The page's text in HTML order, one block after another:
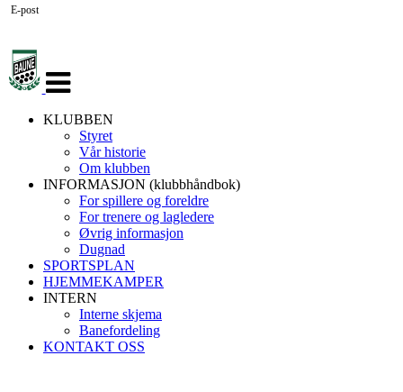
navigasjon
KLUBBEN
Styret
Vår historie
Om klubben
INFORMASJON (klubbhåndbok)
For spillere og foreldre
For trenere og lagledere
Øvrig informasjon
Dugnad
SPORTSPLAN
HJEMMEKAMPER
INTERN
Interne skjema
Banefordeling
KONTAKT OSS
E-post